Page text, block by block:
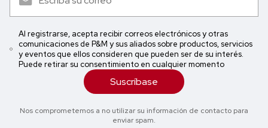
Al registrarse, acepta recibir correos electrónicos y otras
comunicaciones de P&M y sus aliados sobre productos, servicios
y eventos que ellos consideren que pueden ser de su interés.
Puede retirar su consentimiento en cualquier momento
Suscríbase
Nos comprometemos a no utilizar su información de contacto para
enviar spam.